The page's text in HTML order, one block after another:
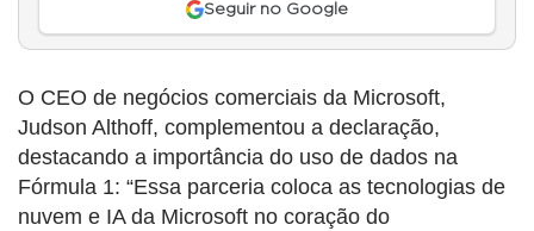
Seguir no Google
O CEO de negócios comerciais da Microsoft,
Judson Althoff, complementou a declaração,
destacando a importância do uso de dados na
Fórmula 1: “Essa parceria coloca as tecnologias de
nuvem e IA da Microsoft no coração do